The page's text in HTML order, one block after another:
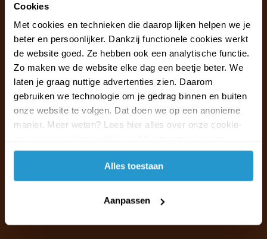
Cookies
Met cookies en technieken die daarop lijken helpen we je
beter en persoonlijker. Dankzij functionele cookies werkt
de website goed. Ze hebben ook een analytische functie.
Zo maken we de website elke dag een beetje beter. We
laten je graag nuttige advertenties zien. Daarom
gebruiken we technologie om je gedrag binnen en buiten
onze website te volgen. Dat doen we op een anonieme
manier. Meer weten? Lees hier alles over onze cookie-
accepteren.
Alles toestaan
Aanpassen
Klantenservice & FAQ
Wij staan voor u klaar.
Ma t/m vr van 09:30 - 16:00 telefonisch
+31 (0)13 785 62 41
Naar de klantenservice & FAQ
info@jouwoutlet.nl